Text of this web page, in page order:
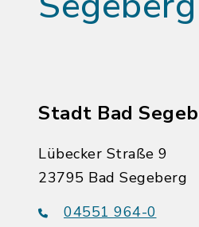
Stadt Bad
Lübecker Straße 9
23795 Bad Segeberg
04551 964-0